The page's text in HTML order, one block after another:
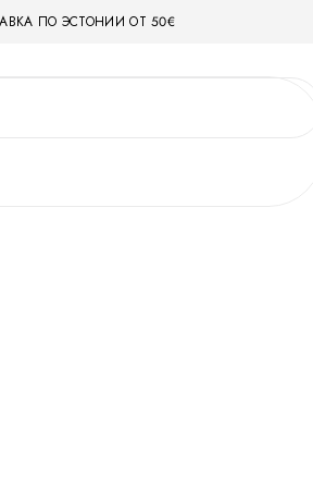
ПО ЭСТОНИИ ОТ 50€